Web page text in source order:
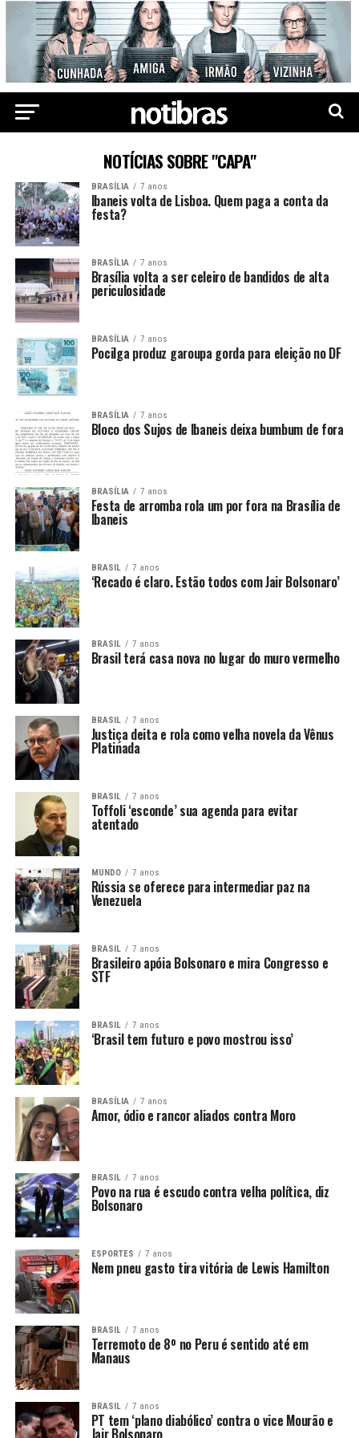
NOTÍCIAS SOBRE "CAPA"
BRASÍLIA 7 anos
Ibaneis volta de Lisboa. Quem paga a conta da
festa?
BRASÍLIA 7 anos
Brasília volta a ser celeiro de bandidos de alta
periculosidade
BRASÍLIA 7 anos
Pocilga produz garoupa gorda para eleição no DF
BRASÍLIA 7 anos
Bloco dos Sujos de Ibaneis deixa bumbum de fora
BRASÍLIA 7 anos
Festa de arromba rola um por fora na Brasília de
Ibaneis
BRASIL 7 anos
‘Recado é claro. Estão todos com Jair Bolsonaro’
BRASIL 7 anos
Brasil terá casa nova no lugar do muro vermelho
BRASIL 7 anos
Justiça deita e rola como velha novela da Vênus
Platinada
BRASIL 7 anos
Toffoli ‘esconde’ sua agenda para evitar
atentado
MUNDO 7 anos
Rússia se oferece para intermediar paz na
Venezuela
BRASIL 7 anos
Brasileiro apóia Bolsonaro e mira Congresso e
STF
BRASIL 7 anos
‘Brasil tem futuro e povo mostrou isso’
BRASÍLIA 7 anos
Amor, ódio e rancor aliados contra Moro
BRASIL 7 anos
Povo na rua é escudo contra velha política, diz
Bolsonaro
ESPORTES 7 anos
Nem pneu gasto tira vitória de Lewis Hamilton
BRASIL 7 anos
Terremoto de 8º no Peru é sentido até em
Manaus
BRASIL 7 anos
PT tem ‘plano diabólico’ contra o vice Mourão e